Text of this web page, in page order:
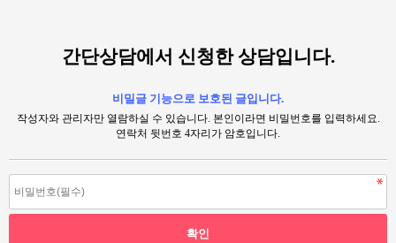
간단상담에서 신청한 상담입니다.
비밀글 기능으로 보호된 글입니다.
작성자와 관리자만 열람하실 수 있습니다. 본인이라면 비밀번호를 입력하세요.
연락처 뒷번호 4자리가 암호입니다.